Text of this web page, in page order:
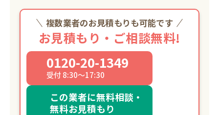
と温かさを忘れず、これからも地域の皆
さまと共に歩んでまいります。
複数業者のお見積もりも可能です
お見積もり・ご相談無料!
0120-20-1349
受付 8:30～17:30
この業者に無料相談・
無料お見積もり